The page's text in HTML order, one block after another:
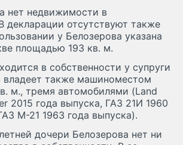
нет недвижимости в
декларации отсутствуют также
у Белозерова указана
площадью 193 кв. м.
в собственности у супруги
владеет также машиноместом
м., тремя автомобилями (Land
2015 года выпуска, ГАЗ 21И 1960
М-21 1963 года выпуска).
дочери Белозерова нет ни